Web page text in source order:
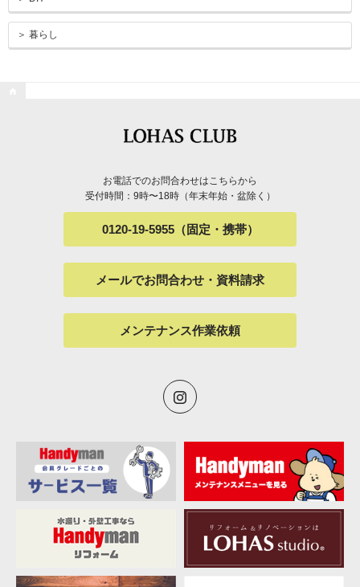
＞ 暮らし
お電話でのお問合わせはこちらから
受付時間：9時〜18時（年末年始・盆除く）
0120-19-5955（固定・携帯）
メールでお問合わせ・資料請求
メンテナンス作業依頼